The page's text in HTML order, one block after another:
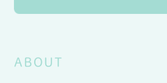
ABOUT